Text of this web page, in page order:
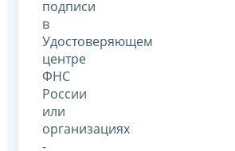
подписи
в
Удостоверяющем
центре
ФНС
России
или
организациях
-